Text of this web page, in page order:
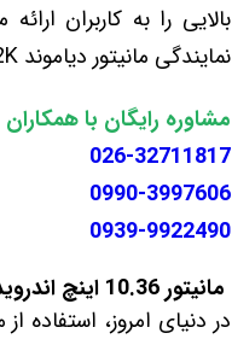
بالایی را به کاربران
نمایندگی مانیتور دیاموند 2K ملاقات کنید.
مشاوره رایگان با
026-32711817
0990-3997606
0939-9922490
مانیتور 10.36 اینچ اندروید جک جی 3 - JAC J3 برند دیاموند 4 گیگ رم 64 گیگ حافظه داخلی سیم کارت خور
در دنیای امروز،